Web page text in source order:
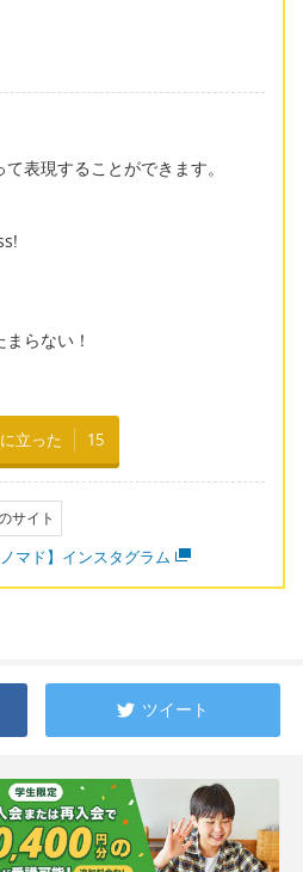
表現することができます。
らない！
立った 15
サイト
マド】インスタグラム
ツイート